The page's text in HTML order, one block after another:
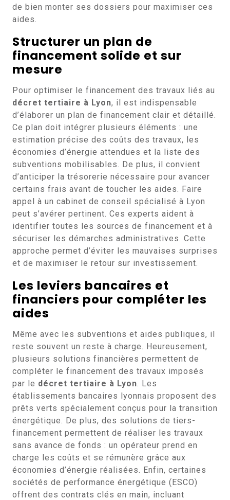
de bien monter ses dossiers pour maximiser ces
aides.
Structurer un plan de
financement solide et sur
mesure
Pour optimiser le financement des travaux liés au
décret tertiaire à Lyon, il est indispensable
d’élaborer un plan de financement clair et détaillé.
Ce plan doit intégrer plusieurs éléments : une
estimation précise des coûts des travaux, les
économies d’énergie attendues et la liste des
subventions mobilisables. De plus, il convient
d’anticiper la trésorerie nécessaire pour avancer
certains frais avant de toucher les aides. Faire
appel à un cabinet de conseil spécialisé à Lyon
peut s’avérer pertinent. Ces experts aident à
identifier toutes les sources de financement et à
sécuriser les démarches administratives. Cette
approche permet d’éviter les mauvaises surprises
et de maximiser le retour sur investissement.
Les leviers bancaires et
financiers pour compléter les
aides
Même avec les subventions et aides publiques, il
reste souvent un reste à charge. Heureusement,
plusieurs solutions financières permettent de
compléter le financement des travaux imposés
par le décret tertiaire à Lyon. Les
établissements bancaires lyonnais proposent des
prêts verts spécialement conçus pour la transition
énergétique. De plus, des solutions de tiers-
financement permettent de réaliser les travaux
sans avance de fonds : un opérateur prend en
charge les coûts et se rémunère grâce aux
économies d’énergie réalisées. Enfin, certaines
sociétés de performance énergétique (ESCO)
offrent des contrats clés en main, incluant